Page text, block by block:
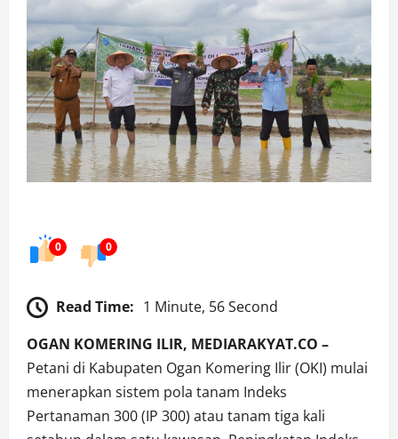
0 0
Read Time: 1 Minute, 56 Second
OGAN KOMERING ILIR, MEDIARAKYAT.CO –
Petani di Kabupaten Ogan Komering Ilir (OKI) mulai
menerapkan sistem pola tanam Indeks
Pertanaman 300 (IP 300) atau tanam tiga kali